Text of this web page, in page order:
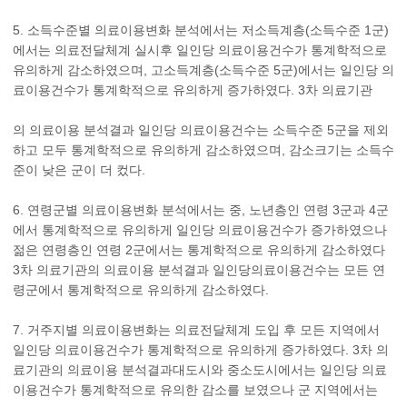
5. 소득수준별 의료이용변화 분석에서는 저소득계층(소득수준 1군)
에서는 의료전달체계 실시후 일인당 의료이용건수가 통계학적으로
유의하게 감소하였으며, 고소득계층(소득수준 5군)에서는 일인당 의
료이용건수가 통계학적으로 유의하게 증가하였다. 3차 의료기관
의 의료이용 분석결과 일인당 의료이용건수는 소득수준 5군을 제외
하고 모두 통계학적으로 유의하게 감소하였으며, 감소크기는 소득수
준이 낮은 군이 더 컸다.
6. 연령군별 의료이용변화 분석에서는 중, 노년층인 연령 3군과 4군
에서 통계학적으로 유의하게 일인당 의료이용건수가 증가하였으나
젊은 연령층인 연령 2군에서는 통계학적으로 유의하게 감소하였다
3차 의료기관의 의료이용 분석결과 일인당의료이용건수는 모든 연
령군에서 통계학적으로 유의하게 감소하였다.
7. 거주지별 의료이용변화는 의료전달체계 도입 후 모든 지역에서
일인당 의료이용건수가 통계학적으로 유의하게 증가하였다. 3차 의
료기관의 의료이용 분석결과대도시와 중소도시에서는 일인당 의료
이용건수가 통계학적으로 유의한 감소를 보였으나 군 지역에서는